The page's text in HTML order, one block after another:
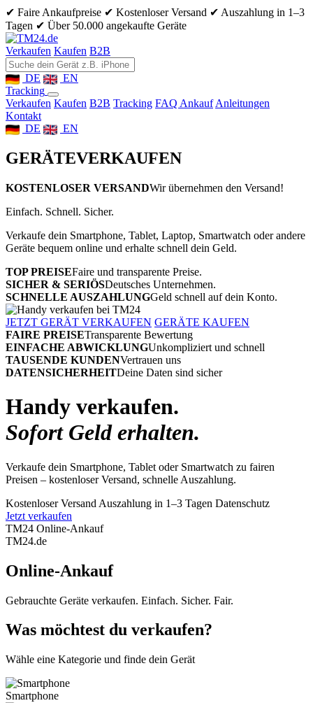
✔ Faire Ankaufpreise ✔ Kostenloser Versand ✔ Auszahlung in 1–3
Tagen ✔ Über 50.000 angekaufte Geräte
Verkaufen Kaufen B2B
DE
EN
Tracking
Verkaufen Kaufen B2B Tracking FAQ Ankauf Anleitungen
Kontakt
DE
EN
GERÄTEVERKAUFEN
KOSTENLOSER VERSANDWir übernehmen den Versand!
Einfach. Schnell. Sicher.
Verkaufe dein Smartphone, Tablet, Laptop, Smartwatch oder andere
Geräte bequem online und erhalte schnell dein Geld.
TOP PREISEFaire und transparente Preise.
SICHER & SERIÖSDeutsches Unternehmen.
SCHNELLE AUSZAHLUNGGeld schnell auf dein Konto.
JETZT GERÄT VERKAUFEN GERÄTE KAUFEN
FAIRE PREISETransparente Bewertung
EINFACHE ABWICKLUNGUnkompliziert und schnell
TAUSENDE KUNDENVertrauen uns
DATENSICHERHEITDeine Daten sind sicher
Handy verkaufen.
Sofort Geld erhalten.
Verkaufe dein Smartphone, Tablet oder Smartwatch zu fairen
Preisen – kostenloser Versand, schnelle Auszahlung.
Kostenloser Versand Auszahlung in 1–3 Tagen Datenschutz
Jetzt verkaufen
TM24 Online-Ankauf
TM24.de
Online-Ankauf
Gebrauchte Geräte verkaufen. Einfach. Sicher. Fair.
Was möchtest du verkaufen?
Wähle eine Kategorie und finde dein Gerät
Smartphone